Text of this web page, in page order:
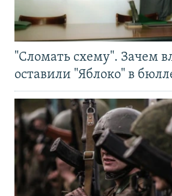
"Сломать схему". Зачем
оставили "Яблоко" в